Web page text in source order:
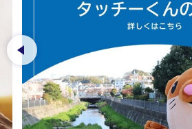
前のスライドを表示